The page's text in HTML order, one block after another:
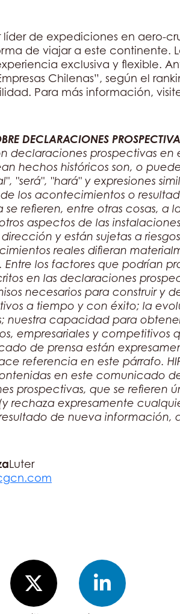
de expediciones en aero-
de viajar a este continente.
exclusiva y flexible.
Chilenas”, según el
Para más información,
DECLARACIONES
declaraciones prospectivas en
hechos históricos son, o
"será", "hará" y expresiones
los acontecimientos o
refieren, entre otras cosas, a
aspectos de las
y están sujetas a
reales difieran
los factores que podrían
en las declaraciones
necesarios para construir y
a tiempo y con éxito; la
nuestra capacidad para
empresariales y
de prensa están
referencia en este párrafo.
en este comunicado
prospectivas, que se
rechaza expresamente
de nueva información,
Luter